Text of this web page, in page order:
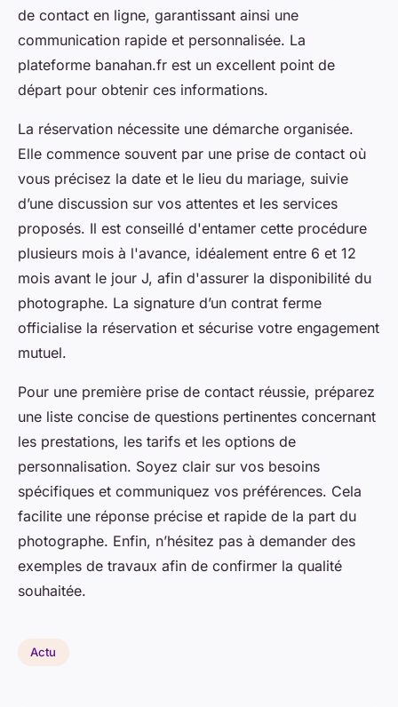
de contact en ligne, garantissant ainsi une
communication rapide et personnalisée. La
plateforme banahan.fr est un excellent point de
départ pour obtenir ces informations.
La réservation nécessite une démarche organisée.
Elle commence souvent par une prise de contact où
vous précisez la date et le lieu du mariage, suivie
d’une discussion sur vos attentes et les services
proposés. Il est conseillé d'entamer cette procédure
plusieurs mois à l'avance, idéalement entre 6 et 12
mois avant le jour J, afin d'assurer la disponibilité du
photographe. La signature d’un contrat ferme
officialise la réservation et sécurise votre engagement
mutuel.
Pour une première prise de contact réussie, préparez
une liste concise de questions pertinentes concernant
les prestations, les tarifs et les options de
personnalisation. Soyez clair sur vos besoins
spécifiques et communiquez vos préférences. Cela
facilite une réponse précise et rapide de la part du
photographe. Enfin, n’hésitez pas à demander des
exemples de travaux afin de confirmer la qualité
souhaitée.
Actu